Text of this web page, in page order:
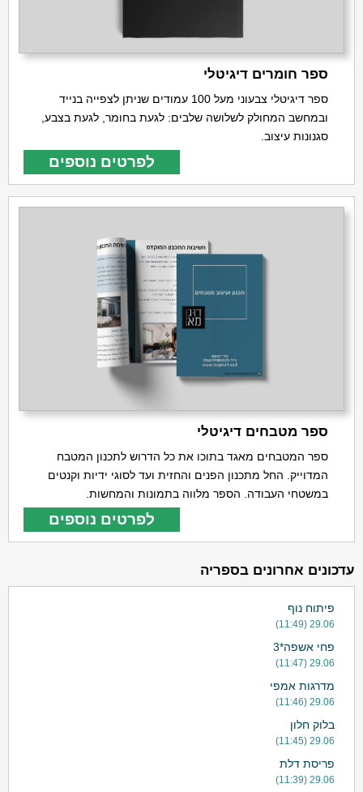
ספר חומרים דיגיטלי
ספר דיגיטלי צבעוני מעל 100 עמודים שניתן לצפייה בנייד
ובמחשב המחולק לשלושה שלבים: לגעת בחומר, לגעת בצבע,
סגנונות עיצוב.
לפרטים נוספים
ספר מטבחים דיגיטלי
ספר המטבחים מאגד בתוכו את כל הדרוש לתכנון המטבח
המדוייק. החל מתכנון הפנים והחזית ועד לסוגי ידיות וקנטים
במשטחי העבודה. הספר מלווה בתמונות והמחשות.
לפרטים נוספים
עדכונים אחרונים בספריה
פיתוח נוף
29.06 (11:49)
פחי אשפה*3
29.06 (11:47)
מדרגות אמפי
29.06 (11:46)
בלוק חלון
29.06 (11:45)
פריסת דלת
29.06 (11:39)